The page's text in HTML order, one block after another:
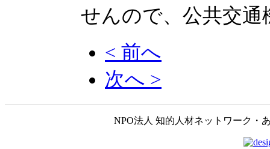
せんので、公共交
< 前へ
次へ >
NPO法人 知的人材ネットワーク・